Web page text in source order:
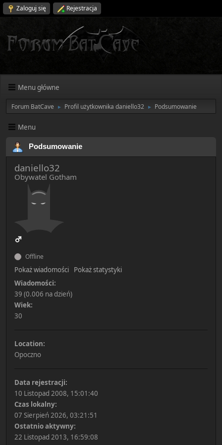
Zaloguj się Rejestracja
Menu główne
Forum BatCave ► Profil użytkownika daniello32 ► Podsumowanie
Menu
Podsumowanie
daniello32
Obywatel Gotham
Offline
Pokaż wiadomości
Pokaż statystyki
Wiadomości:
39 (0.006 na dzień)
Wiek:
30
Location:
Opoczno
Data rejestracji:
10 Listopad 2008, 15:01:40
Czas lokalny:
07 Sierpień 2026, 03:21:51
Ostatnio aktywny:
22 Listopad 2013, 16:59:08